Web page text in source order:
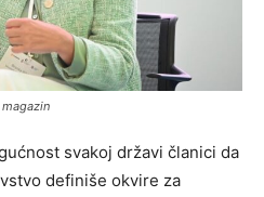
svakoj državi članici da
definiše okvire za